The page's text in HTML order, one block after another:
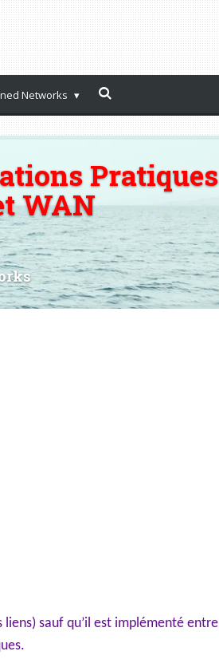
Networks
Pratiques
WAN
sauf qu’il est implémenté entre